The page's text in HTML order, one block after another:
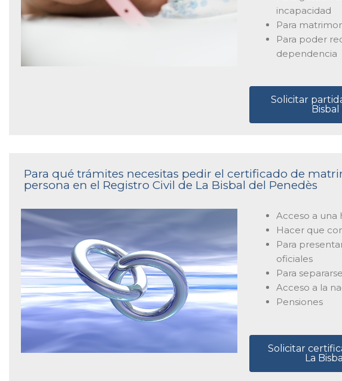
incapacidad
Para
Para poder
dependencia
Solicitar
Para qué trámites necesitas pedir el certificado de
persona en el Registro Civil de La Bisbal del Penedès
Acceso a una
Hacer que
Para
oficiales
Para
Acceso a la
Pensiones
Solicitar
La